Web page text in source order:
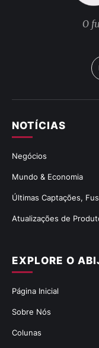
EXPLORE O
Página Inicial
Sobre Nós
Colunas
NOTÍCIAS
Negócios
Mundo & Economia
Últimas Captações,
Atualizações de
O